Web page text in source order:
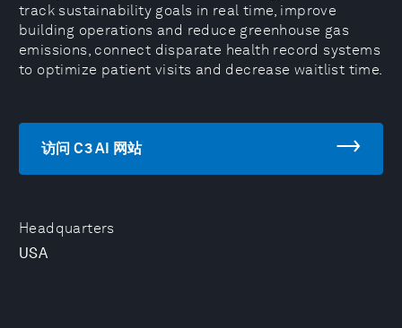
Headquarters
USA
track sustainability goals in real time, improve
building operations and reduce greenhouse gas
emissions, connect disparate health record systems
to optimize patient visits and decrease waitlist time.
访问 C3 AI 网站